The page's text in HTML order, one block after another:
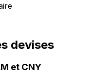
devises
et CNY